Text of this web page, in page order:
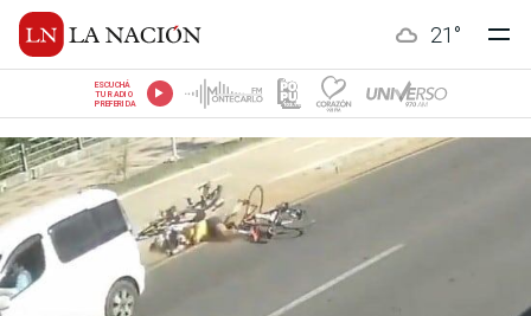
21 °
ESCUCHÁ
TU RADIO
PREFERIDA